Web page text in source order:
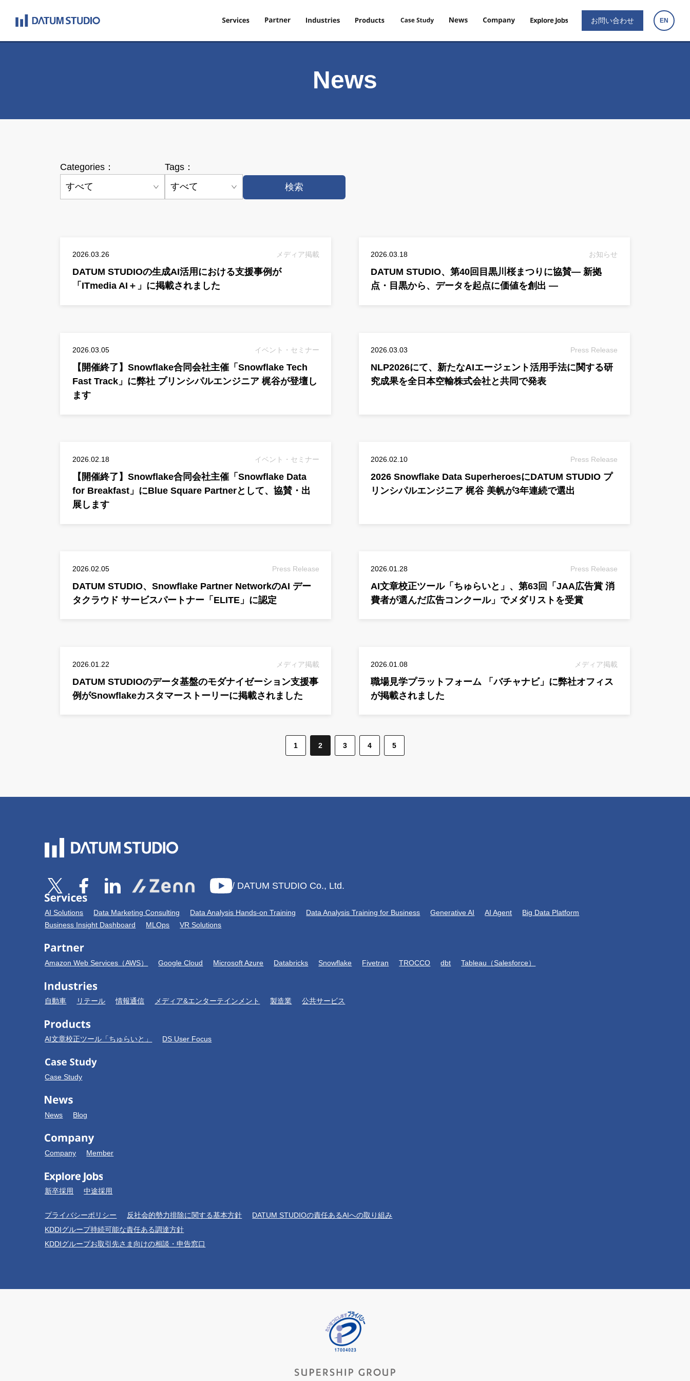
お問い合わせ EN
News
Categories：
Tags：
検索
2026.03.26 メディア掲載
DATUM STUDIOの生成AI活用における支援事例が
「ITmedia AI＋」に掲載されました
2026.03.18 お知らせ
DATUM STUDIO、第40回目黒川桜まつりに協賛― 新拠
点・目黒から、データを起点に価値を創出 ―
2026.03.05 イベント・セミナー
【開催終了】Snowflake合同会社主催「Snowflake Tech
Fast Track」に弊社 プリンシパルエンジニア 梶谷が登壇し
ます
2026.03.03 Press Release
NLP2026にて、新たなAIエージェント活用手法に関する研
究成果を全日本空輸株式会社と共同で発表
2026.02.18 イベント・セミナー
【開催終了】Snowflake合同会社主催「Snowflake Data
for Breakfast」にBlue Square Partnerとして、協賛・出
展します
2026.02.10 Press Release
2026 Snowflake Data SuperheroesにDATUM STUDIO プ
リンシパルエンジニア 梶谷 美帆が3年連続で選出
2026.02.05 Press Release
DATUM STUDIO、Snowflake Partner NetworkのAI デー
タクラウド サービスパートナー「ELITE」に認定
2026.01.28 Press Release
AI文章校正ツール「ちゅらいと」、第63回「JAA広告賞 消
費者が選んだ広告コンクール」でメダリストを受賞
2026.01.22 メディア掲載
DATUM STUDIOのデータ基盤のモダナイゼーション支援事
例がSnowflakeカスタマーストーリーに掲載されました
2026.01.08 メディア掲載
職場⾒学プラットフォーム 「バチャナビ」に弊社オフィス
が掲載されました
1 2 3 4 5
/ DATUM STUDIO Co., Ltd.
AI Solutions Data Marketing Consulting Data Analysis Hands-on Training Data Analysis Training for Business Generative AI AI Agent
Big Data Platform
Business Insight Dashboard
MLOps VR Solutions
Amazon Web Services（AWS） Google Cloud Microsoft Azure Databricks Snowflake Fivetran TROCCO dbt Tableau（Salesforce）
自動車 リテール 情報通信 メディア&エンターテインメント 製造業 公共サービス
AI文章校正ツール「ちゅらいと」 DS User Focus
Case Study
News Blog
Company Member
新卒採用 中途採用
プライバシーポリシー 反社会的勢力排除に関する基本方針
DATUM STUDIOの責任あるAIへの取り組み
KDDIグループ持続可能な責任ある調達方針
KDDIグループお取引先さま向けの相談・申告窓口